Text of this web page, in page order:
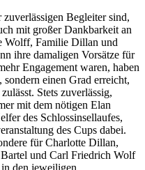
Begleiter sind,
mit großer Dankbarkeit an
Wolff, Familie Dillan und
ihre damaligen Vorsätze für
Engagement waren, haben
einen Grad erreicht,
Stets zuverlässig,
mit dem nötigen Elan
des Schlossinsellaufes,
des Cups dabei.
für Charlotte Dillan,
und Carl Friedrich Wolf
den jeweiligen